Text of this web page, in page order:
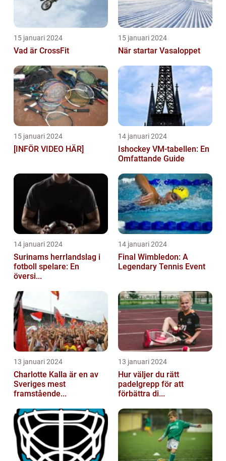
15 januari 2024
Vad är CrossFit
15 januari 2024
När startar Vasaloppet
15 januari 2024
[INFÖR VIDEO HÄR]
14 januari 2024
Ishockey VM-tabellen: En
Omfattande Guide
14 januari 2024
Surinams herrlandslag i
fotboll spelare: En
översi...
14 januari 2024
Final Wimbledon: A
Legendary Tennis Event
13 januari 2024
Charlotte Kalla är en av
Sveriges mest
framstående...
13 januari 2024
Hur väljer du rätt
padelgrepp för att
förbättra di...